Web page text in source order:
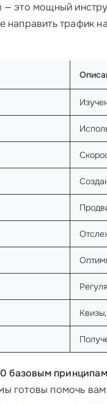
— это мощный
направить трафик
базовым принципам
готовы помочь